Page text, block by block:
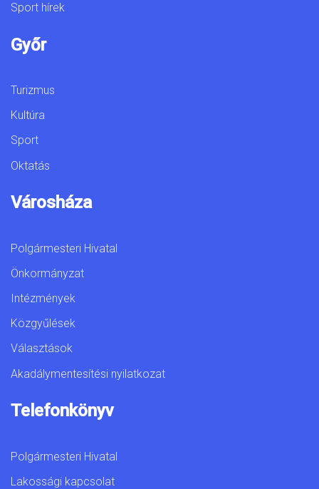
Sport hírek
Győr
Turizmus
Kultúra
Sport
Oktatás
Városháza
Polgármesteri Hivatal
Önkormányzat
Intézmények
Közgyűlések
Választások
Akadálymentesítési nyilatkozat
Telefonkönyv
Polgármesteri Hivatal
Lakossági kapcsolat